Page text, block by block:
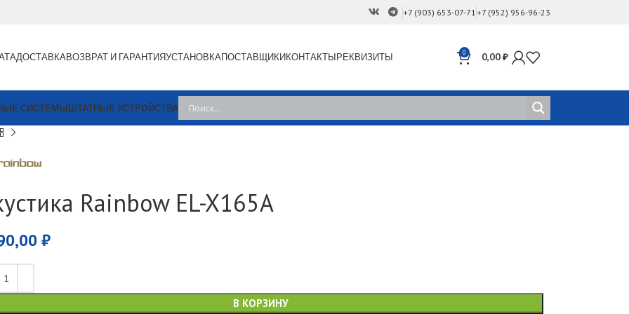
+7 (903) 653-07-71 +7 (952) 956-96-23
ДОСТАВКАВОЗВРАТ И ГАРАНТИЯУСТАНОВКАПОСТАВЩИКИКОНТАКТЫРЕКВИЗИТЫ 0 0,00₽
СИСТЕМЫШТАТНЫЕ УСТРОЙСТВА
Rainbow EL-X165A
₽
В КОРЗИНУ